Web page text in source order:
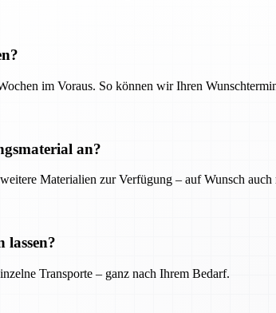
im Voraus. So können wir Ihren
an?
Materialien zur Verfügung – auf Wunsch
Transporte – ganz nach Ihrem Bedarf.